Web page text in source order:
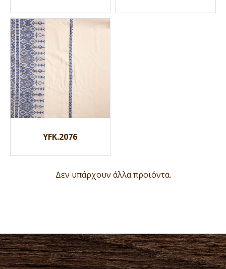
YFK.2076
Δεν υπάρχουν άλλα προϊόντα.